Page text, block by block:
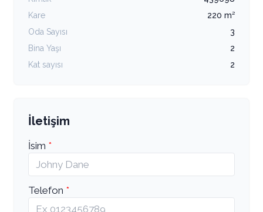
Kare
220 m²
Oda Sayısı
3
Bina Yaşı
2
Kat sayısı
2
İletişim
İsim
Telefon